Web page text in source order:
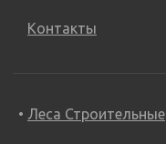
Контакты
Леса Строительные